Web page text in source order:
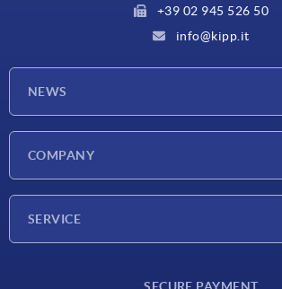
+39 02 945 526 50
info@kipp.it
NEWS
COMPANY
SERVICE